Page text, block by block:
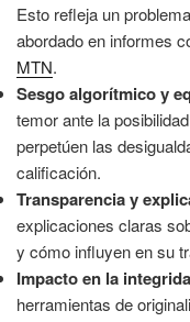
Esto refleja un
abordado en informes
MTN.
Sesgo algorítmico y
temor ante la
perpetúen las
calificación.
Transparencia y
explicaciones claras
y cómo influyen en su
Impacto en la
herramientas de